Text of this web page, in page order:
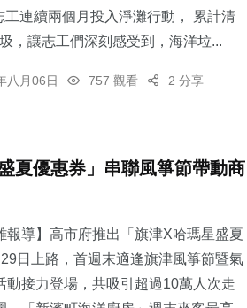
工連續兩個月投入淨灘行動， 累計清
，讓志工們深刻感受到，海洋垃...
八月06日 757 觀看 2 分享
夏優惠券」串聯風箏節帶動商
報導】高市府推出「旗津X哈瑪星盛夏
日上路，首週末適逢旗津風箏節暨氣
動接力登場，共吸引超過10萬人次走